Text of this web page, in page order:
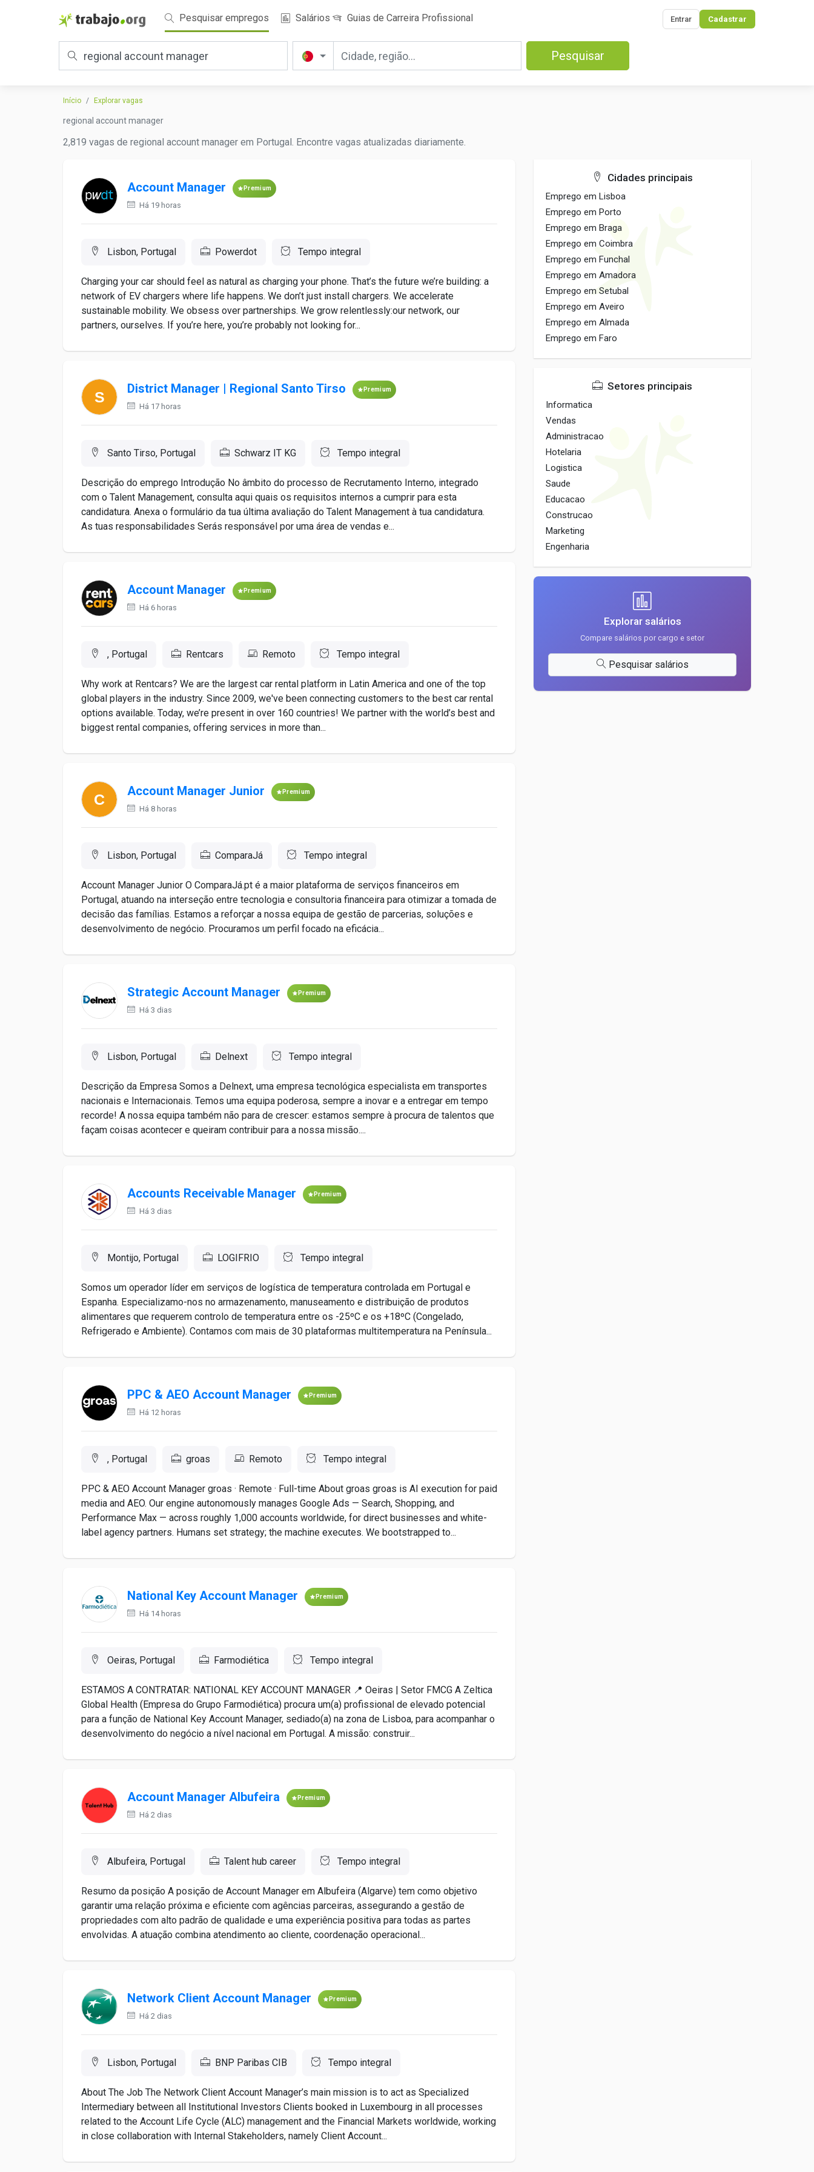
Pesquisar empregos Salários Guias de Carreira Profissional Entrar Cadastrar
Pesquisar
Início Explorar vagas
regional account manager
2,819 vagas de regional account manager em Portugal. Encontre vagas atualizadas diariamente.
Account Manager Premium
Há 19 horas
Lisbon, Portugal Powerdot Tempo integral
Charging your car should feel as natural as charging your phone. That’s the future we’re building: a
network of EV chargers where life happens. We don’t just install chargers. We accelerate
sustainable mobility. We obsess over partnerships. We grow relentlessly:our network, our
partners, ourselves. If you’re here, you’re probably not looking for...
District Manager | Regional Santo Tirso Premium
Há 17 horas
Santo Tirso, Portugal Schwarz IT KG Tempo integral
Descrição do emprego Introdução No âmbito do processo de Recrutamento Interno, integrado
com o Talent Management, consulta aqui quais os requisitos internos a cumprir para esta
candidatura. Anexa o formulário da tua última avaliação do Talent Management à tua candidatura.
As tuas responsabilidades Serás responsável por uma área de vendas e...
Account Manager Premium
Há 6 horas
, Portugal Rentcars Remoto Tempo integral
Why work at Rentcars? We are the largest car rental platform in Latin America and one of the top
global players in the industry. Since 2009, we've been connecting customers to the best car rental
options available. Today, we’re present in over 160 countries! We partner with the world’s best and
biggest rental companies, offering services in more than...
Account Manager Junior Premium
Há 8 horas
Lisbon, Portugal ComparaJá Tempo integral
Account Manager Junior O ComparaJá.pt é a maior plataforma de serviços financeiros em
Portugal, atuando na interseção entre tecnologia e consultoria financeira para otimizar a tomada de
decisão das famílias. Estamos a reforçar a nossa equipa de gestão de parcerias, soluções e
desenvolvimento de negócio. Procuramos um perfil focado na eficácia...
Strategic Account Manager Premium
Há 3 dias
Lisbon, Portugal Delnext Tempo integral
Descrição da Empresa Somos a Delnext, uma empresa tecnológica especialista em transportes
nacionais e Internacionais. Temos uma equipa poderosa, sempre a inovar e a entregar em tempo
recorde! A nossa equipa também não para de crescer: estamos sempre à procura de talentos que
façam coisas acontecer e queiram contribuir para a nossa missão....
Accounts Receivable Manager Premium
Há 3 dias
Montijo, Portugal LOGIFRIO Tempo integral
Somos um operador líder em serviços de logística de temperatura controlada em Portugal e
Espanha. Especializamo-nos no armazenamento, manuseamento e distribuição de produtos
alimentares que requerem controlo de temperatura entre os -25ºC e os +18ºC (Congelado,
Refrigerado e Ambiente). Contamos com mais de 30 plataformas multitemperatura na Península...
PPC & AEO Account Manager Premium
Há 12 horas
, Portugal groas Remoto Tempo integral
PPC & AEO Account Manager groas · Remote · Full-time About groas groas is AI execution for paid
media and AEO. Our engine autonomously manages Google Ads — Search, Shopping, and
Performance Max — across roughly 1,000 accounts worldwide, for direct businesses and white-
label agency partners. Humans set strategy; the machine executes. We bootstrapped to...
National Key Account Manager Premium
Há 14 horas
Oeiras, Portugal Farmodiética Tempo integral
ESTAMOS A CONTRATAR: NATIONAL KEY ACCOUNT MANAGER 📍 Oeiras | Setor FMCG A Zeltica
Global Health (Empresa do Grupo Farmodiética) procura um(a) profissional de elevado potencial
para a função de National Key Account Manager, sediado(a) na zona de Lisboa, para acompanhar o
desenvolvimento do negócio a nível nacional em Portugal. A missão: construir...
Account Manager Albufeira Premium
Há 2 dias
Albufeira, Portugal Talent hub career Tempo integral
Resumo da posição A posição de Account Manager em Albufeira (Algarve) tem como objetivo
garantir uma relação próxima e eficiente com agências parceiras, assegurando a gestão de
propriedades com alto padrão de qualidade e uma experiência positiva para todas as partes
envolvidas. A atuação combina atendimento ao cliente, coordenação operacional...
Network Client Account Manager Premium
Há 2 dias
Lisbon, Portugal BNP Paribas CIB Tempo integral
About The Job The Network Client Account Manager’s main mission is to act as Specialized
Intermediary between all Institutional Investors Clients booked in Luxembourg in all processes
related to the Account Life Cycle (ALC) management and the Financial Markets worldwide, working
in close collaboration with Internal Stakeholders, namely Client Account...
Cidades principais
Emprego em Lisboa
Emprego em Porto
Emprego em Braga
Emprego em Coimbra
Emprego em Funchal
Emprego em Amadora
Emprego em Setubal
Emprego em Aveiro
Emprego em Almada
Emprego em Faro
Setores principais
Informatica
Vendas
Administracao
Hotelaria
Logistica
Saude
Educacao
Construcao
Marketing
Engenharia
Explorar salários
Compare salários por cargo e setor
Pesquisar salários